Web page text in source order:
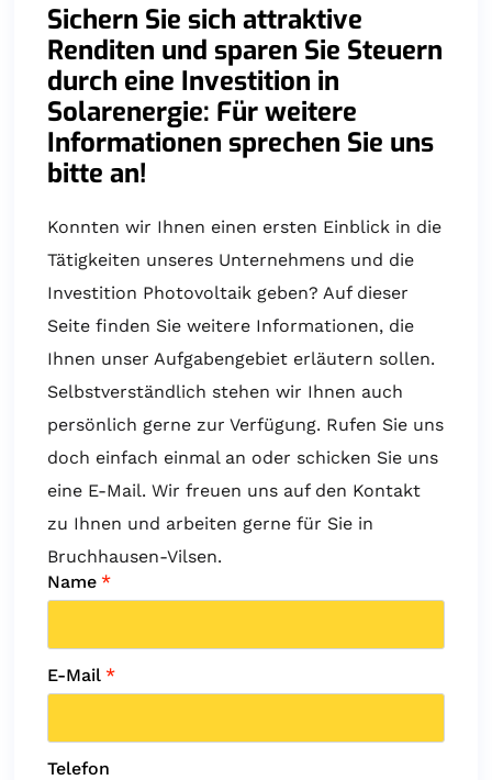
Sichern Sie sich attraktive
Renditen und sparen Sie Steuern
durch eine Investition in
Solarenergie: Für weitere
Informationen sprechen Sie uns
bitte an!
Konnten wir Ihnen einen ersten Einblick in die
Tätigkeiten unseres Unternehmens und die
Investition Photovoltaik geben? Auf dieser
Seite finden Sie weitere Informationen, die
Ihnen unser Aufgabengebiet erläutern sollen.
Selbstverständlich stehen wir Ihnen auch
persönlich gerne zur Verfügung. Rufen Sie uns
doch einfach einmal an oder schicken Sie uns
eine E-Mail. Wir freuen uns auf den Kontakt
zu Ihnen und arbeiten gerne für Sie in
Bruchhausen-Vilsen.
Name *
E-Mail *
Telefon